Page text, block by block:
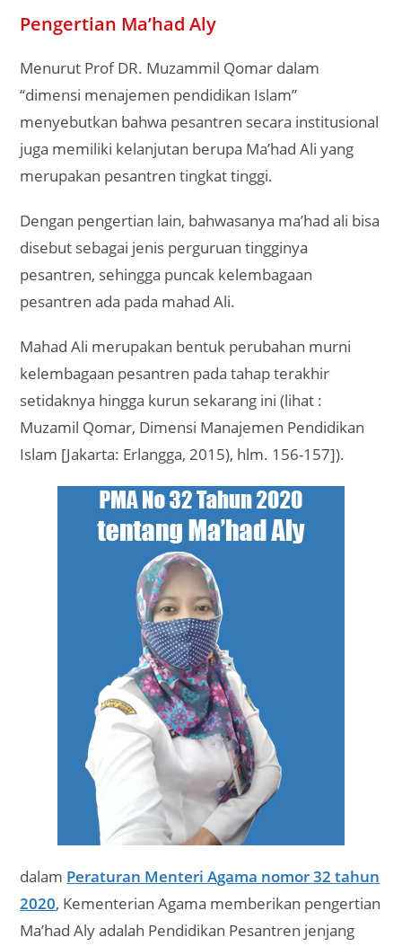
Pengertian Ma’had Aly
Menurut Prof DR. Muzammil Qomar dalam
“dimensi menajemen pendidikan Islam”
menyebutkan bahwa pesantren secara institusional
juga memiliki kelanjutan berupa Ma’had Ali yang
merupakan pesantren tingkat tinggi.
Dengan pengertian lain, bahwasanya ma’had ali bisa
disebut sebagai jenis perguruan tingginya
pesantren, sehingga puncak kelembagaan
pesantren ada pada mahad Ali.
Mahad Ali merupakan bentuk perubahan murni
kelembagaan pesantren pada tahap terakhir
setidaknya hingga kurun sekarang ini (lihat :
Muzamil Qomar, Dimensi Manajemen Pendidikan
Islam [Jakarta: Erlangga, 2015), hlm. 156-157]).
dalam Peraturan Menteri Agama nomor 32 tahun
2020, Kementerian Agama memberikan pengertian
Ma’had Aly adalah Pendidikan Pesantren jenjang